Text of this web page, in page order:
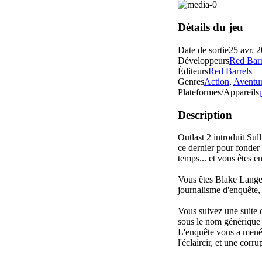
Détails du jeu
Date de sortie25 avr.
DéveloppeursRed
ÉditeursRed Barrels
GenresAction,
Plateformes/Appareils
Description
Outlast 2 introduit
ce dernier pour fonder
temps... et vous êtes
Vous êtes Blake
journalisme
Vous suivez une suite
sous le nom
L'enquête vous a
l'éclaircir, et une